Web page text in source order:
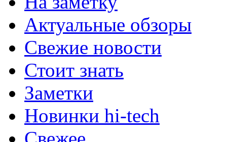
Актуальные обзоры
Свежие новости
Стоит знать
Заметки
Новинки hi-tech